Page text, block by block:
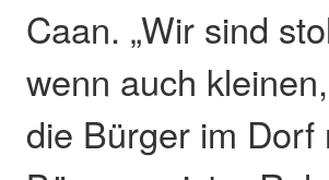
Caan. „Wir sind
wenn auch
die Bürger im Dorf